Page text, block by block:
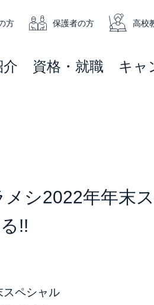
方 保護者の方 高校
介 資格・就職 キャ
メシ2022年年末
!!
スペシャル